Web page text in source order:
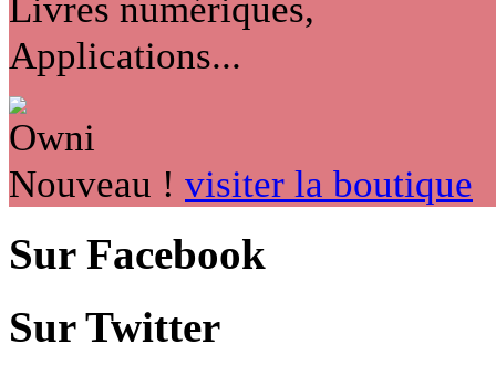
Livres numériques,
Applications...
Nouveau ! visiter la boutique
Sur Facebook
Sur Twitter